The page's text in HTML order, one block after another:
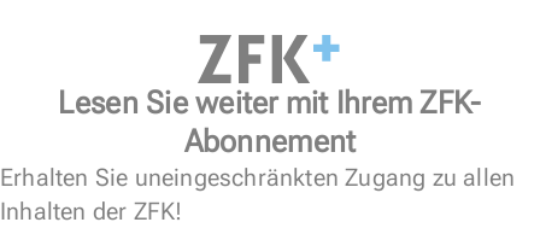
Lesen Sie weiter mit Ihrem ZFK-
Abonnement
Erhalten Sie uneingeschränkten Zugang zu allen
Inhalten der ZFK!